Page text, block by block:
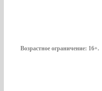
Возрастное ограничение: 16+.